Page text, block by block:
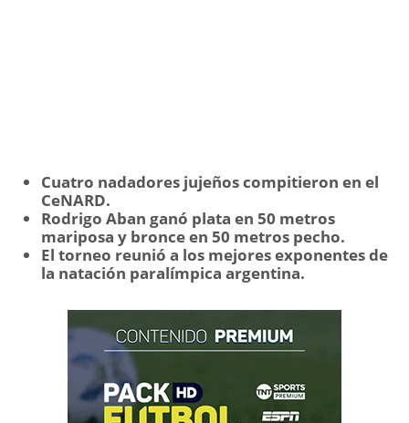
Cuatro nadadores jujeños compitieron en el
CeNARD.
Rodrigo Aban ganó plata en 50 metros
mariposa y bronce en 50 metros pecho.
El torneo reunió a los mejores exponentes de
la natación paralímpica argentina.